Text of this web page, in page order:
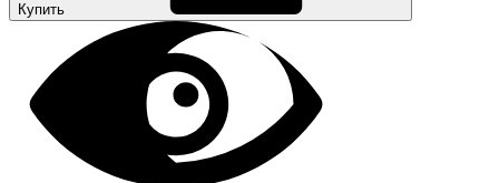
Купить